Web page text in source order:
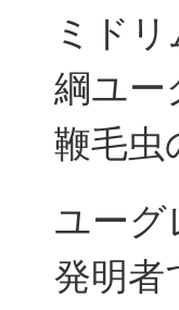
ミド
綱ユー
鞭毛虫
ユーグ
発明者